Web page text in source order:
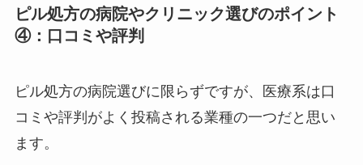
ピル処方の病院やクリニック選びのポイント
④：口コミや評判
ピル処方の病院選びに限らずですが、医療系は口
コミや評判がよく投稿される業種の一つだと思い
ます。